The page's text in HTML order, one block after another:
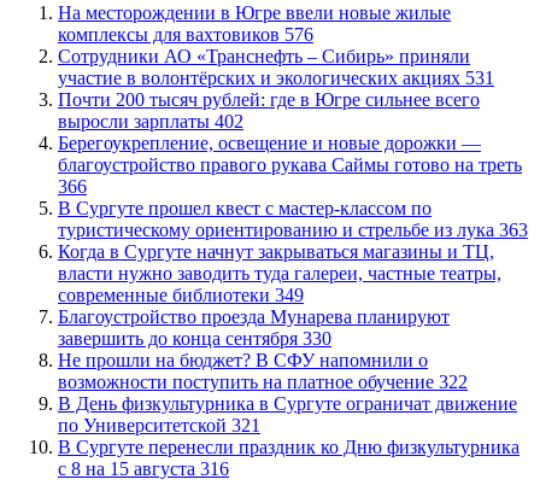
​На месторождении в Югре ввели новые жилые
комплексы для вахтовиков 576
Сотрудники АО «Транснефть – Сибирь» приняли
участие в волонтёрских и экологических акциях 531
​Почти 200 тысяч рублей: где в Югре сильнее всего
выросли зарплаты 402
Берегоукрепление, освещение и новые дорожки —
благоустройство правого рукава Саймы готово на треть
366
В Сургуте прошел квест с мастер-классом по
туристическому ориентированию и стрельбе из лука 363
​Когда в Сургуте начнут закрываться магазины и ТЦ,
власти нужно заводить туда галереи, частные театры,
современные библиотеки 349
Благоустройство проезда Мунарева планируют
завершить до конца сентября 330
Не прошли на бюджет? В СФУ напомнили о
возможности поступить на платное обучение 322
​В День физкультурника в Сургуте ограничат движение
по Университетской 321
​В Сургуте перенесли праздник ко Дню физкультурника
с 8 на 15 августа 316